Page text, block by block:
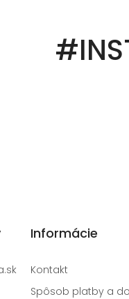
Informácie
Kontakt
Spôsob platby a